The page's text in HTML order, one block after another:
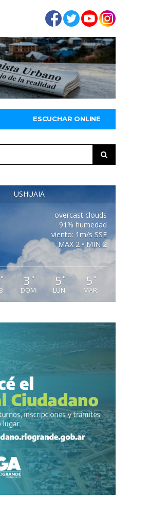
ESCUCHAR ONLINE
USHUAIA
overcast clouds
91% humedad
viento: 1m/s SSE
MAX 2 • MIN 2
° 3 °
DOM
5 °
LUN
5 °
MAR